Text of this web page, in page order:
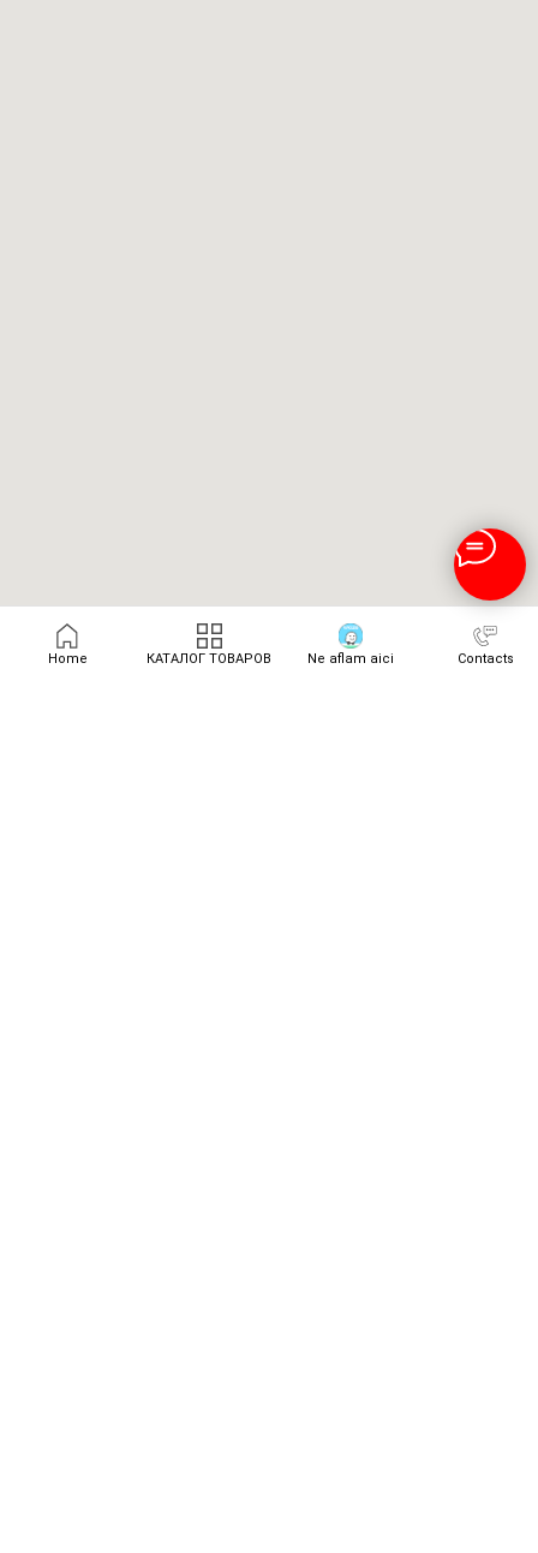
Home КАТАЛОГ ТОВАРОВ Ne aflam aici Contacts